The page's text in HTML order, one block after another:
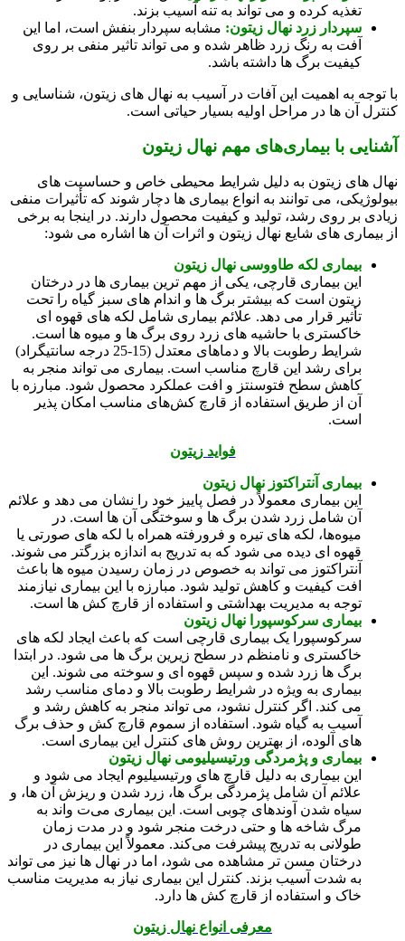
تغذیه کرده و می‌ تواند به تنه آسیب بزند.
سپردار زرد نهال زیتون: مشابه سپردار بنفش است، اما این
آفت به رنگ زرد ظاهر شده و می‌ تواند تاثیر منفی بر روی
کیفیت برگ‌ ها داشته باشد.
با توجه به اهمیت این آفات در آسیب به نهال‌ های زیتون، شناسایی و
کنترل آن‌ ها در مراحل اولیه بسیار حیاتی است.
آشنایی با بیماری‌های مهم نهال زیتون
نهال‌ های زیتون به دلیل شرایط محیطی خاص و حساسیت‌ های
بیولوژیکی، می‌ توانند به انواع بیماری‌ ها دچار شوند که تأثیرات منفی
زیادی بر روی رشد، تولید و کیفیت محصول دارند. در اینجا به برخی
از بیماری‌ های شایع نهال زیتون و اثرات آن‌ ها اشاره می‌ شود:
بیماری لکه طاووسی نهال زیتون
این بیماری قارچی، یکی از مهم‌ ترین بیماری‌ ها در درختان
زیتون است که بیشتر برگ‌ ها و اندام‌ های سبز گیاه را تحت
تأثیر قرار می‌ دهد. علائم بیماری شامل لکه‌ های قهوه‌ ای
خاکستری با حاشیه‌ های زرد روی برگ‌ ها و میوه‌ ها است.
شرایط رطوبت بالا و دماهای معتدل (15-25 درجه سانتیگراد)
برای رشد این قارچ مناسب است. بیماری می‌ تواند منجر به
کاهش سطح فتوسنتز و افت عملکرد محصول شود. مبارزه با
آن از طریق استفاده از قارچ‌ کش‌های مناسب امکان‌ پذیر
است.
فواید زیتون
بیماری آنتراکتوز نهال زیتون
این بیماری معمولاً در فصل پاییز خود را نشان می‌ دهد و علائم
آن شامل زرد شدن برگ‌ ها و سوختگی آن‌ ها است. در
میوه‌ها، لکه‌ های تیره و فرورفته همراه با لکه‌ های صورتی یا
قهوه‌ ای دیده می‌ شود که به تدریج به اندازه بزرگتر می‌ شوند.
آنتراکتوز می‌ تواند به خصوص در زمان رسیدن میوه‌ ها باعث
افت کیفیت و کاهش تولید شود. مبارزه با این بیماری نیازمند
توجه به مدیریت بهداشتی و استفاده از قارچ‌ کش‌ ها است.
بیماری سرکوسپورا نهال زیتون
سرکوسپورا یک بیماری قارچی است که باعث ایجاد لکه‌ های
خاکستری و نامنظم در سطح زیرین برگ‌ ها می‌ شود. در ابتدا
برگ‌ ها زرد شده و سپس قهوه‌ ای و سوخته می‌ شوند. این
بیماری به ویژه در شرایط رطوبت بالا و دمای مناسب رشد
می‌ کند. اگر کنترل نشود، می‌ تواند منجر به کاهش رشد و
آسیب به گیاه شود. استفاده از سموم قارچ‌ کش و حذف برگ‌
های آلوده، از بهترین روش‌ های کنترل این بیماری است.
بیماری و پژمردگی ورتیسیلیومی نهال زیتون
این بیماری به دلیل قارچ‌ های ورتیسیلیوم ایجاد می‌ شود و
علائم آن شامل پژمردگی برگ‌ ها، زرد شدن و ریزش آن‌ ها، و
سیاه شدن آوندهای چوبی است. این بیماری می‌ت واند به
مرگ شاخه‌ ها و حتی درخت منجر شود و در مدت زمان
طولانی به تدریج پیشرفت می‌کند. معمولاً این بیماری در
درختان مسن‌ تر مشاهده می‌ شود، اما در نهال‌ ها نیز می‌ تواند
به شدت آسیب بزند. کنترل این بیماری نیاز به مدیریت مناسب
خاک و استفاده از قارچ‌ کش‌ ها دارد.
معرفی انواع نهال زیتون